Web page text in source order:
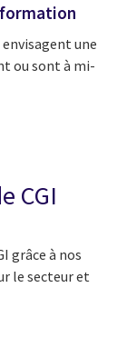
une
ou sont à mi-
CGI
grâce à nos
le secteur et